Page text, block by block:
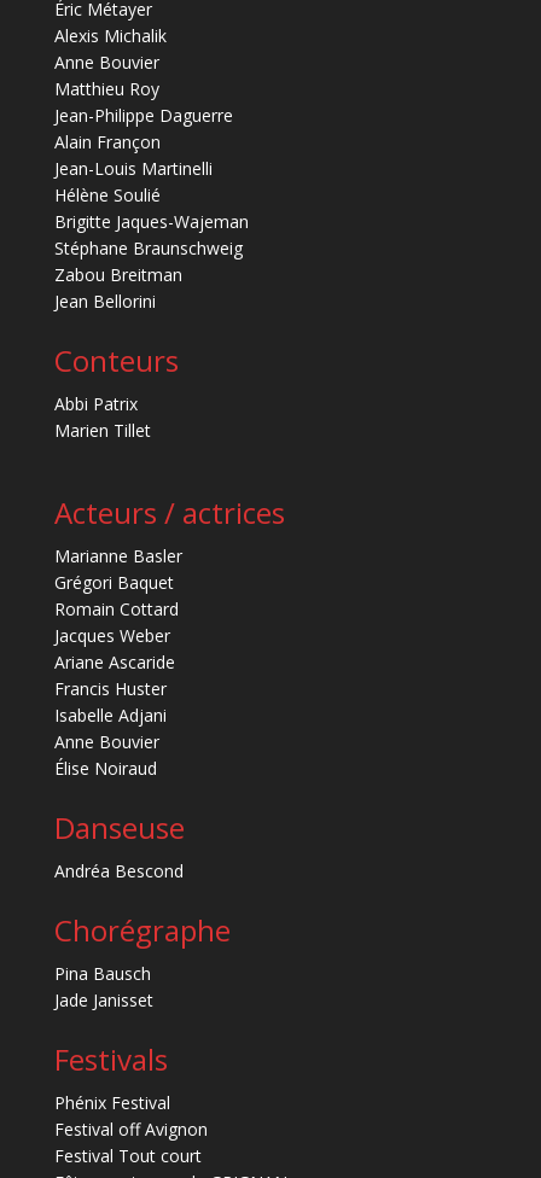
Éric Métayer
Alexis Michalik
Anne Bouvier
Matthieu Roy
Jean-Philippe Daguerre
Alain Françon
Jean-Louis Martinelli
Hélène Soulié
Brigitte Jaques-Wajeman
Stéphane Braunschweig
Zabou Breitman
Jean Bellorini
Conteurs
Abbi Patrix
Marien Tillet
Acteurs / actrices
Marianne Basler
Grégori Baquet
Romain Cottard
Jacques Weber
Ariane Ascaride
Francis Huster
Isabelle Adjani
Anne Bouvier
Élise Noiraud
Danseuse
Andréa Bescond
Chorégraphe
Pina Bausch
Jade Janisset
Festivals
Phénix Festival
Festival off Avignon
Festival Tout court